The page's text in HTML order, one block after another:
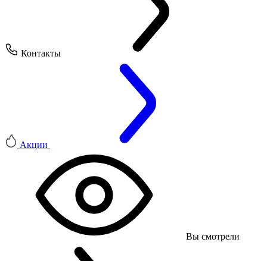
Контакты
Акции
Вы смотрели